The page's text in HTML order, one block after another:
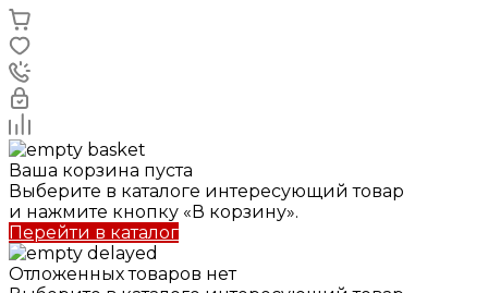
Ваша корзина пуста
Выберите в каталоге интересующий товар
и нажмите кнопку «В корзину».
Перейти в каталог
Отложенных товаров нет